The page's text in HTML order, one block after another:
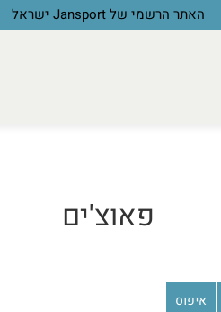
האתר הרשמי של Jansport ישראל
פאוצ'ים
איפוס